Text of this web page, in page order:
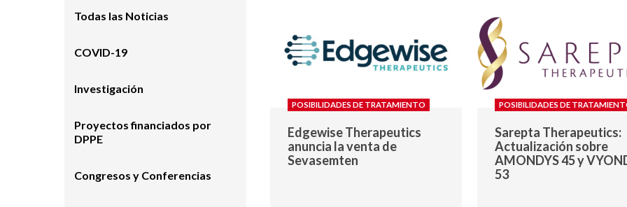
POSIBILIDADES DE TRATAMIENTO
Edgewise Therapeutics
anuncia la venta de
Sevasemten
POSIBILIDADES DE
Sarepta Therapeutics:
Actualización sobre
AMONDYS 45 y
53
Todas las Noticias
COVID-19
Investigación
Proyectos financiados por
DPPE
Congresos y Conferencias